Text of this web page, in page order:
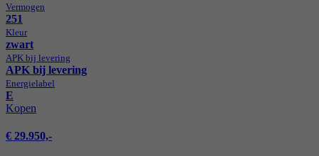
Vermogen
251
Kleur
zwart
APK bij levering
APK bij levering
Energie­label
E
Kopen
€ 29.950,-